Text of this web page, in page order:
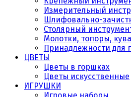
Измерительный
Шлифовально-
Столярный
Молотки, топоры,
Принадлежности для
ЦВЕТЫ
Цветы в горшках
Цветы искусственные
ИГРУШКИ